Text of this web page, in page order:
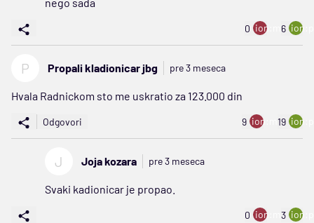
0 ion:minus
6
P Propali kladionicar jbg pre 3 meseca
Hvala Radnickom sto me uskratio za 123.000 din
Odgovori 9 ion:minus
19
J Joja kozara pre 3 meseca
Svaki kadionicar je propao.
0 ion:minus
3